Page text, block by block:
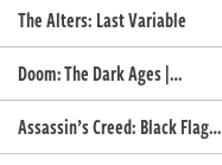
The Alters: Last Variable
Doom: The Dark Ages |…
Assassin’s Creed: Black Flag…